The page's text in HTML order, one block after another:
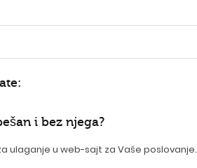
i bez njega?
ulaganje u web-sajt za Vaše poslovanje.